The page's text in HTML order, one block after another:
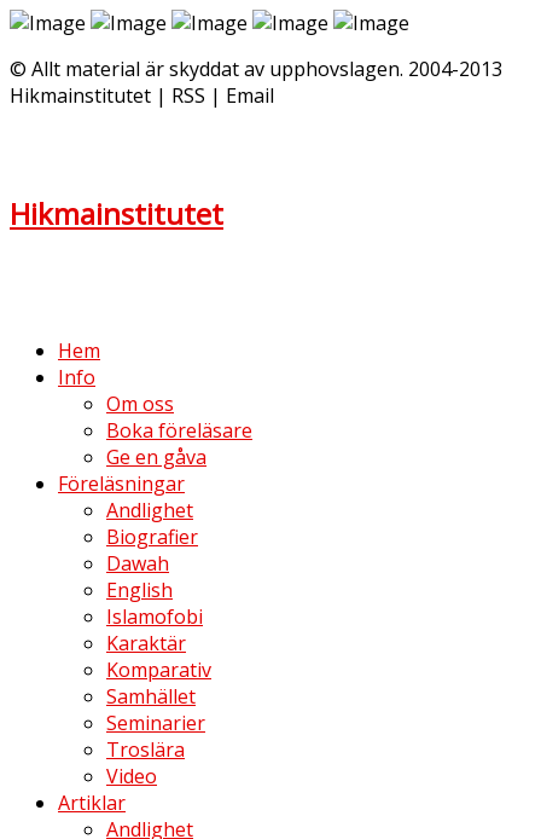
© Allt material är skyddat av upphovslagen. 2004-2013
Hikmainstitutet | RSS | Email
Hikmainstitutet
Hem
Info
Om oss
Boka föreläsare
Ge en gåva
Föreläsningar
Andlighet
Biografier
Dawah
English
Islamofobi
Karaktär
Komparativ
Samhället
Seminarier
Troslära
Video
Artiklar
Andlighet